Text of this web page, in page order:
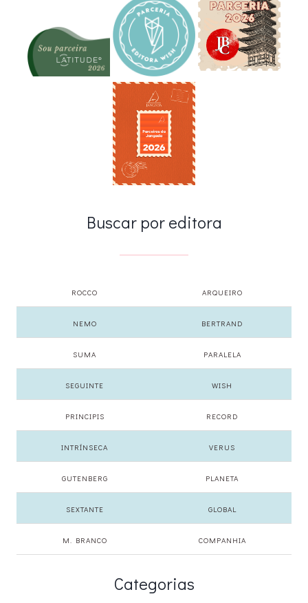
Buscar por editora
ROCCO ARQUEIRO
NEMO BERTRAND
SUMA PARALELA
SEGUINTE WISH
PRINCIPIS RECORD
INTRÍNSECA VERUS
GUTENBERG PLANETA
SEXTANTE GLOBAL
M. BRANCO COMPANHIA
Categorias